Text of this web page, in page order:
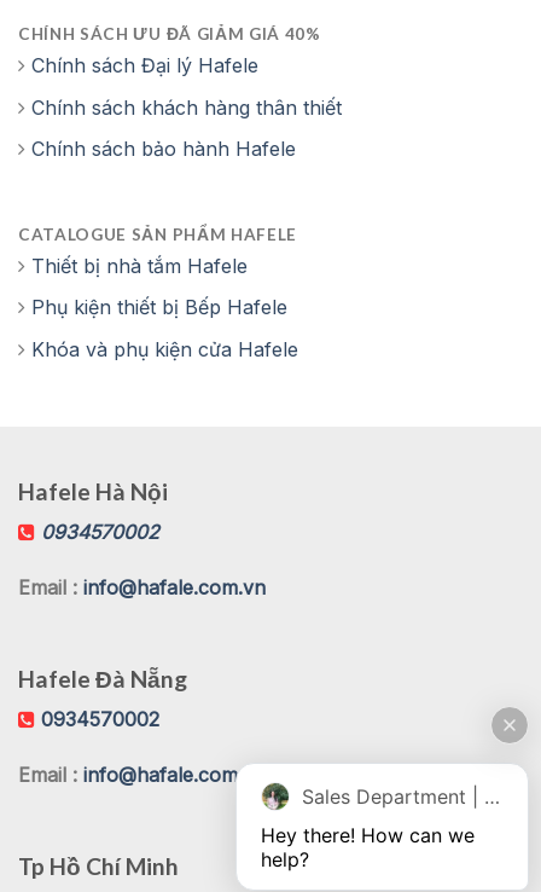
CHÍNH SÁCH ƯU ĐÃ GIẢM GIÁ 40%
Chính sách Đại lý Hafele
Chính sách khách hàng thân thiết
Chính sách bảo hành Hafele
CATALOGUE SẢN PHẨM HAFELE
Thiết bị nhà tắm Hafele
Phụ kiện thiết bị Bếp Hafele
Khóa và phụ kiện cửa Hafele
Hafele Hà Nội
0934570002
Email : info@hafale.com.vn
Hafele Đà Nẵng
0934570002
Email : info@hafale.com.vn
Tp Hồ Chí Minh
Sales Department | Chat online
Hey there! How can we
help?